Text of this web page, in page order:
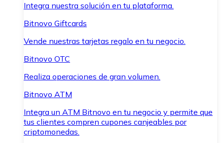
Integra nuestra solución en tu plataforma.
Bitnovo Giftcards
Vende nuestras tarjetas regalo en tu negocio.
Bitnovo OTC
Realiza operaciones de gran volumen.
Bitnovo ATM
Integra un ATM Bitnovo en tu negocio y permite que
tus clientes compren cupones canjeables por
criptomonedas.